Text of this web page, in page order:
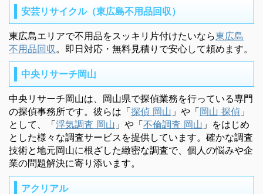
安芸リサイクル（東広島不用品回収）
東広島エリアで不用品をスッキリ片付けたいなら東広島
不用品回収 。即日対応・無料見積りで安心して頼めます。
中央リサーチ岡山
中央リサーチ岡山は、岡山県で探偵業務を行っている専門
の探偵事務所です。彼らは「探偵 岡山 」や「岡山 探偵 」
として、「浮気調査 岡山 」や「不倫調査 岡山 」をはじめ
とした様々な調査サービスを提供しています。確かな調査
技術と地元岡山に根ざした緻密な調査で、個人の悩みや企
業の問題解決に寄り添います。
アクリアル